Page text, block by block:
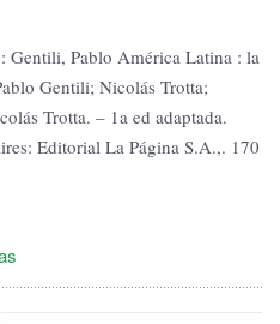
Gentili, Pablo América Latina : la
Gentili; Nicolás Trotta;
Trotta. – 1a ed adaptada.
Editorial La Página S.A.,. 170